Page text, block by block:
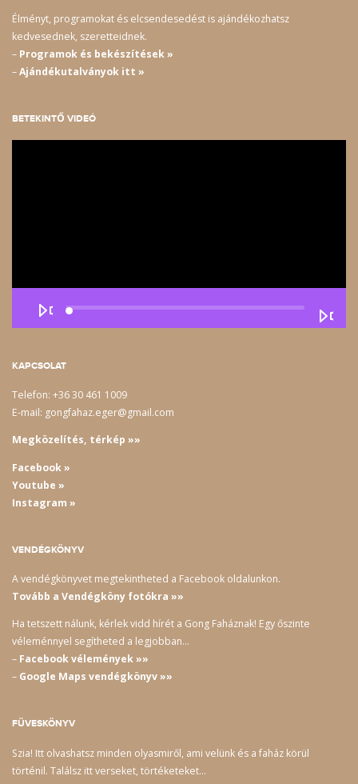
Élményt, programokat és elcsendesedést is ajándékozhatsz
kedvesednek, szeretteidnek.
– Programok és bekészítések »
–Ajándékutalványok itt »
BETEKINTŐ VIDEÓ
KAPCSOLAT
Telefon: +36 30 461 1009
E-mail: gongfahaz.eger@gmail.com
Megközelítés, térkép »»
Facebook »
Youtube »
Instagram »
VENDÉGKÖNYV
A vendégkönyvet megtekintheted a Facebook oldalunkon.
Tovább a Vendégköny fotókra »»
Ha tetszett nálunk, kérlek vidd hírét a Gong Faháznak! Egy őszinte
véleménnyel segítheted a legjobban…
– Facebook vélemények »»
– Google Maps vendégkönyv »»
FÜVESKÖNYV
Szia! Itt olvashatsz minden olyasmiről, ami velünk és a faház körül
történil. Találsz itt verseket, törtéketeket…